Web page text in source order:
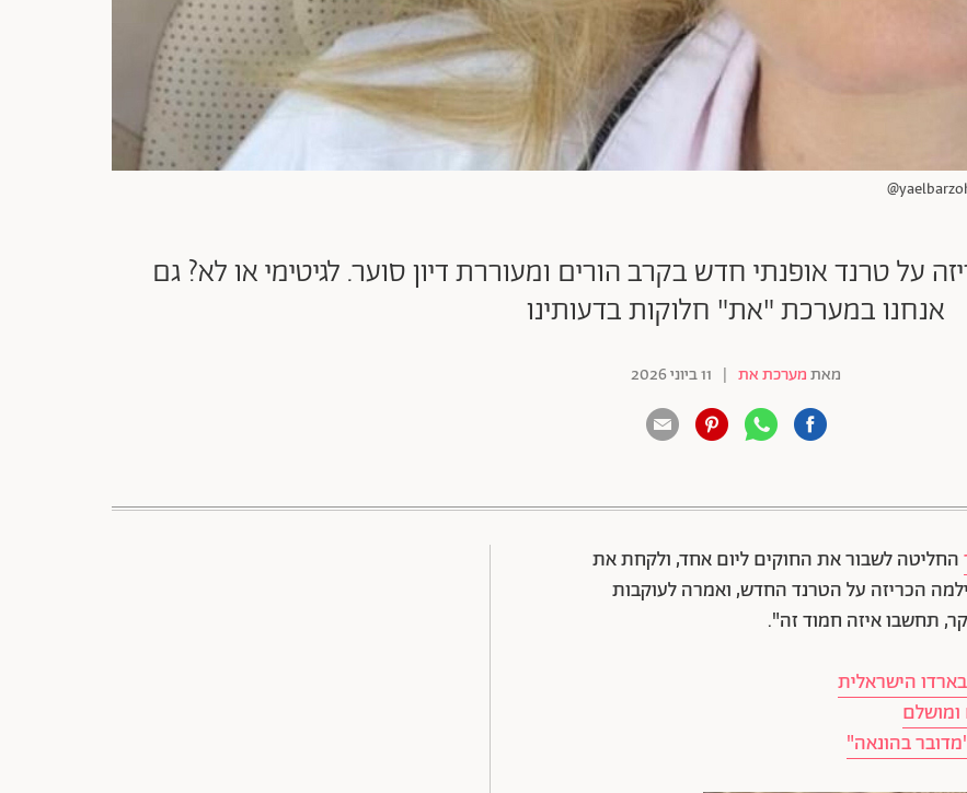
על טרנד אופנתי חדש בקרב הורים ומעוררת דיון סוער. לגיטימי או לא? גם
אנחנו במערכת "את" חלוקות בדעותינו
מאתמערכת את | 11 ביוני 2026
החליטה לשבור את החוקים ליום אחד, ולקחת את
הכריזה על הטרנד החדש, ואמרה לעוקבות
תחשבו איזה חמוד זה".
ומושלם
בהונאה"